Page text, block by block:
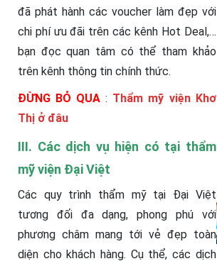
đã phát hành các voucher làm đẹp với
chi phí ưu đãi trên các kênh Hot Deal,…
bạn đọc quan tâm có thể tham khảo
trên kênh thông tin chính thức.
ĐỪNG BỎ QUA : Thẩm mỹ viện Khơ
Thị ở đâu
III. Các dịch vụ hiện có tại thẩm
mỹ viện Đại Việt
Các quy trình thẩm mỹ tại Đại Việt
tương đối đa dạng, phong phú với
phương châm mang tới vẻ đẹp toàn
diện cho khách hàng. Cụ thể, các dịch